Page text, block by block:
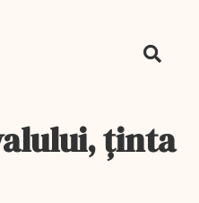
ținta